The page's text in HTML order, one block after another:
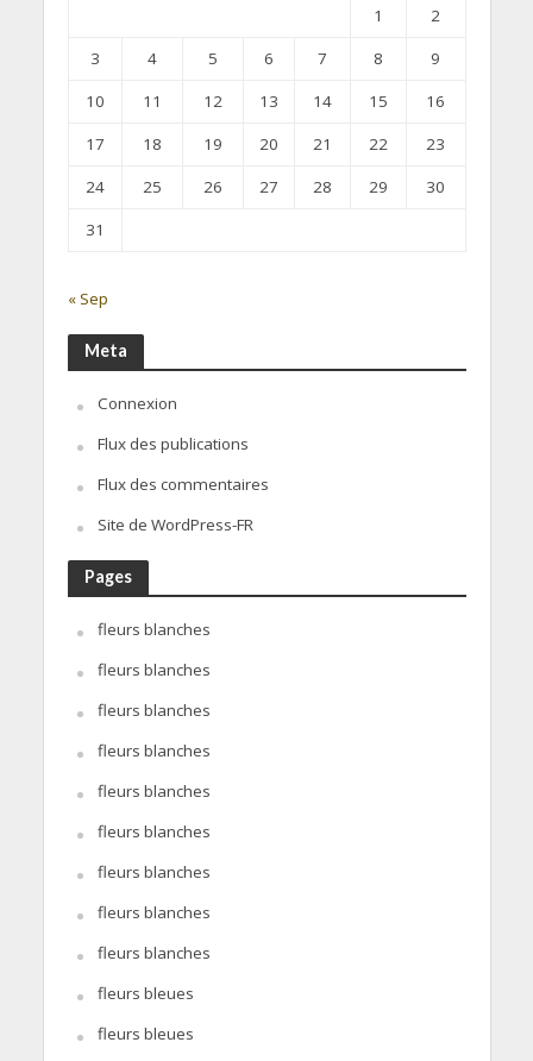
1
2
3
4 5 6 7 8
9
10
11 12 13 14 15
16
17
18 19 20 21 22
23
24
25 26 27 28 29
30
31
« Sep
Meta
Connexion
Flux des publications
Flux des commentaires
Site de WordPress-FR
Pages
fleurs blanches
fleurs blanches
fleurs blanches
fleurs blanches
fleurs blanches
fleurs blanches
fleurs blanches
fleurs blanches
fleurs blanches
fleurs bleues
fleurs bleues